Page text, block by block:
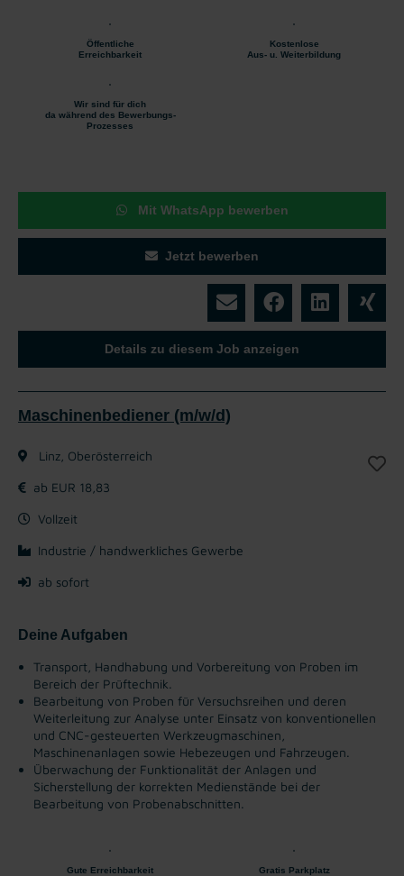
Öffentliche
Erreichbarkeit
Kostenlose
Aus- u. Weiterbildung
Wir sind für dich
da während des Bewerbungs-
Prozesses
Mit WhatsApp bewerben
Jetzt bewerben
Details zu diesem Job anzeigen
Maschinenbediener (m/w/d)
Linz, Oberösterreich
ab EUR 18,83
Vollzeit
Industrie / handwerkliches Gewerbe
ab sofort
Deine Aufgaben
Transport, Handhabung und Vorbereitung von Proben im
Bereich der Prüftechnik.
Bearbeitung von Proben für Versuchsreihen und deren
Weiterleitung zur Analyse unter Einsatz von konventionellen
und CNC-gesteuerten Werkzeugmaschinen,
Maschinenanlagen sowie Hebezeugen und Fahrzeugen.
Überwachung der Funktionalität der Anlagen und
Sicherstellung der korrekten Medienstände bei der
Bearbeitung von Probenabschnitten.
Gute Erreichbarkeit Gratis Parkplatz